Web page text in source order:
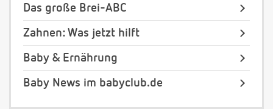
Das große Brei-ABC
Zahnen: Was jetzt hilft
Baby & Ernährung
Baby News im babyclub.de